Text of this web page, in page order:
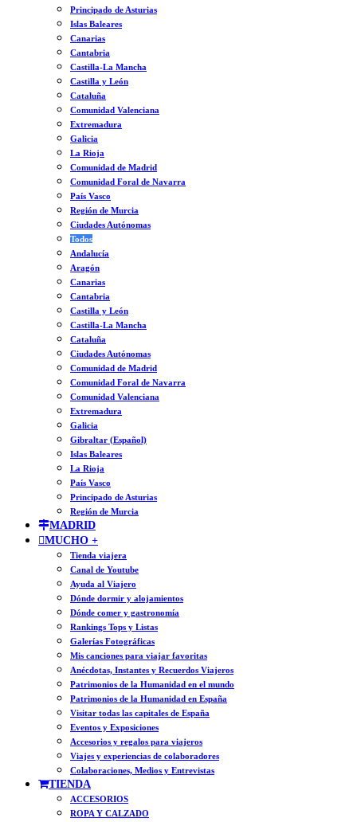
Principado de Asturias
Islas Baleares
Canarias
Cantabria
Castilla-La Mancha
Castilla y León
Cataluña
Comunidad Valenciana
Extremadura
Galicia
La Rioja
Comunidad de Madrid
Comunidad Foral de Navarra
País Vasco
Región de Murcia
Ciudades Autónomas
Todos
Andalucía
Aragón
Canarias
Cantabria
Castilla y León
Castilla-La Mancha
Cataluña
Ciudades Autónomas
Comunidad de Madrid
Comunidad Foral de Navarra
Comunidad Valenciana
Extremadura
Galicia
Gibraltar (Español)
Islas Baleares
La Rioja
País Vasco
Principado de Asturias
Región de Murcia
MADRID
MUCHO +
Tienda viajera
Canal de Youtube
Ayuda al Viajero
Dónde dormir y alojamientos
Dónde comer y gastronomía
Rankings Tops y Listas
Galerías Fotográficas
Mis canciones para viajar favoritas
Anécdotas, Instantes y Recuerdos Viajeros
Patrimonios de la Humanidad en el mundo
Patrimonios de la Humanidad en España
Visitar todas las capitales de España
Eventos y Exposiciones
Accesorios y regalos para viajeros
Viajes y experiencias de colaboradores
Colaboraciones, Medios y Entrevistas
TIENDA
ACCESORIOS
ROPA Y CALZADO